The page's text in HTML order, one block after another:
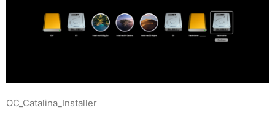
OC_Catalina_Installer